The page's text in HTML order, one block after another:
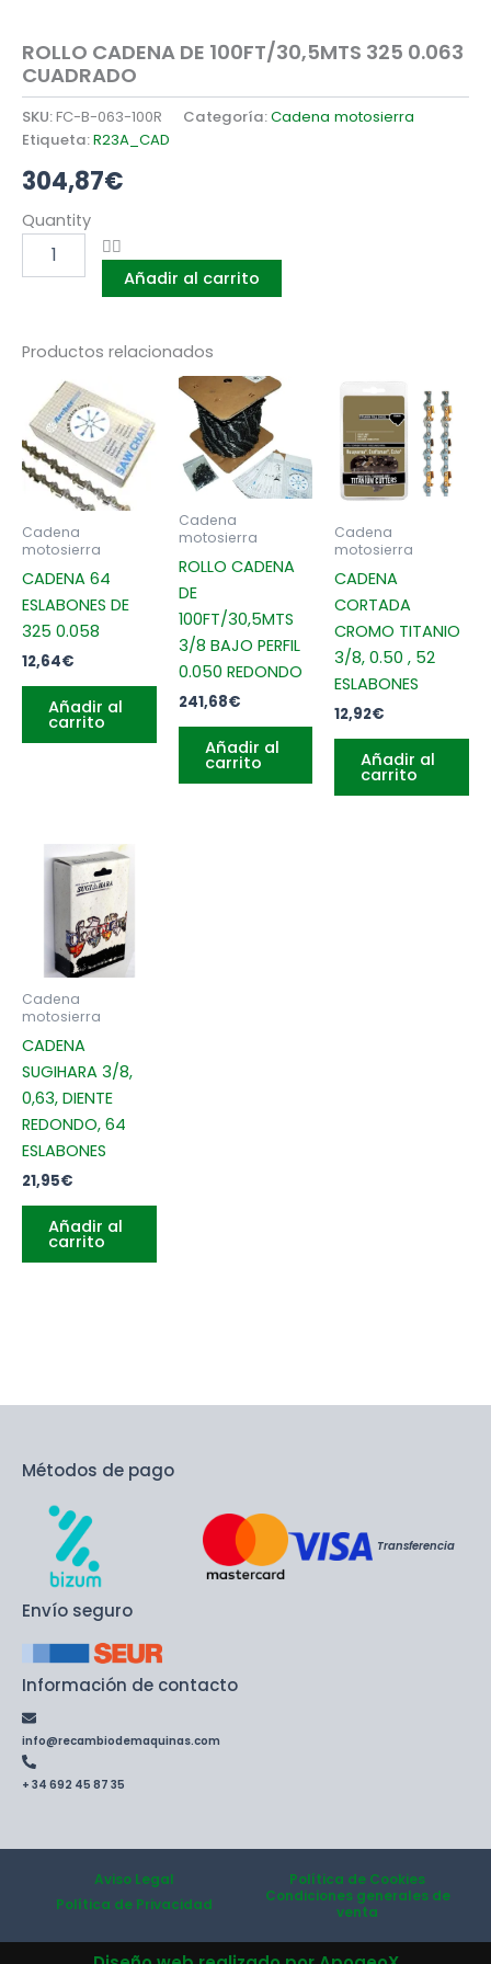
ROLLO CADENA DE 100FT/30,5MTS 325 0.063
CUADRADO
SKU:FC-B-063-100R Categoría:Cadena motosierra
Etiqueta:R23A_CAD
304,87€
Quantity
ROLLO
CADENA
100FT/30,5MTS
CUADRADO
Añadir al carrito
Productos relacionados
Cadena
motosierra
CADENA 64
ESLABONES DE
325 0.058
12,64€
Añadir al
carrito
Cadena
motosierra
ROLLO CADENA
DE
100FT/30,5MTS
3/8 BAJO PERFIL
0.050 REDONDO
241,68€
Añadir al
carrito
Cadena
motosierra
CADENA
CORTADA
CROMO TITANIO
3/8, 0.50 , 52
ESLABONES
12,92€
Añadir al
carrito
Cadena
motosierra
CADENA
SUGIHARA 3/8,
0,63, DIENTE
REDONDO, 64
ESLABONES
21,95€
Añadir al
carrito
Métodos de pago
Transferencia
Envío seguro
Información de contacto
info@recambiodemaquinas.com
+ 34 692 45 87 35
Aviso Legal
Política de Cookies
Política de Privacidad
Condiciones generales de
venta